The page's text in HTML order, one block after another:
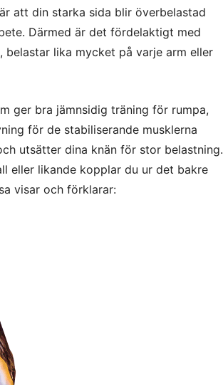
att din starka sida blir överbelastad
Därmed är det fördelaktigt med
lika mycket på varje arm eller
ger bra jämnsidig träning för rumpa,
för de stabiliserande musklerna
utsätter dina knän för stor belastning.
eller likande kopplar du ur det bakre
visar och förklarar: